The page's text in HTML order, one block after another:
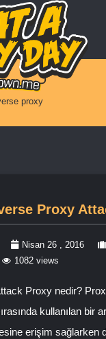
proxy
Proxy
Nisan 26 , 2016
1082 views
Proxy nedir?
kullanılan bir
erişim sağlarken